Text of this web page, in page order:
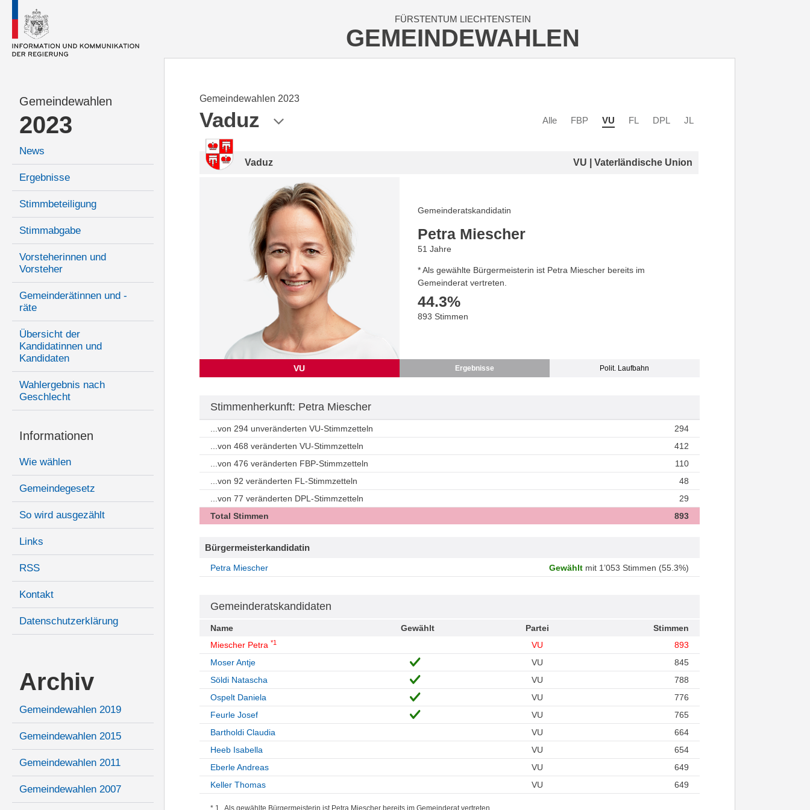
FÜRSTENTUM LIECHTENSTEIN
GEMEINDEWAHLEN
Gemeindewahlen
2023
News
Ergebnisse
Stimmbeteiligung
Stimmabgabe
Vorsteherinnen und
Vorsteher
Gemeinderätinnen und -
räte
Übersicht der
Kandidatinnen und
Kandidaten
Wahlergebnis nach
Geschlecht
Informationen
Wie wählen
Gemeindegesetz
So wird ausgezählt
Links
RSS
Kontakt
Datenschutzerklärung
Archiv
Gemeindewahlen 2019
Gemeindewahlen 2015
Gemeindewahlen 2011
Gemeindewahlen 2007
Gemeindewahlen 2023
Vaduz Alle FBP VU FL DPL JL
Vaduz VU | Vaterländische Union
VU
Gemeinderatskandidatin
Petra Miescher
51 Jahre
* Als gewählte Bürgermeisterin ist Petra Miescher bereits im
Gemeinderat vertreten.
44.3%
893 Stimmen
Ergebnisse Polit. Laufbahn
Stimmenherkunft: Petra Miescher
...von 294 unveränderten VU-Stimmzetteln
294
...von 468 veränderten VU-Stimmzetteln
412
...von 476 veränderten FBP-Stimmzetteln
110
...von 92 veränderten FL-Stimmzetteln
48
...von 77 veränderten DPL-Stimmzetteln
29
Total Stimmen
893
Bürgermeisterkandidatin
Petra Miescher Gewähltmit 1’053 Stimmen (55.3%)
Gemeinderatskandidaten
Name Gewählt Partei
Stimmen
Miescher Petra *1 VU
893
Moser Antje
VU
845
Söldi Natascha
VU
788
Ospelt Daniela
VU
776
Feurle Josef
VU
765
Bartholdi Claudia
VU
664
Heeb Isabella
VU
654
Eberle Andreas
VU
649
Keller Thomas
VU 649